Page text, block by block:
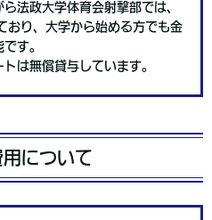
法政大学体育会射撃部では、
り、大学から始める方でも金
す。
は無償貸与しています。
について